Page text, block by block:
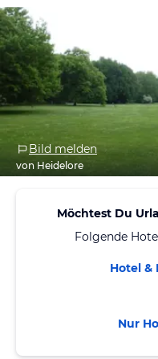
Bild melden
von Heidelore
Möchtest Du
Folgende
Hotel &
Nur